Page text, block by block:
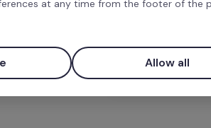
Marque uma
gratuita
at any time from the footer of the
Allow all